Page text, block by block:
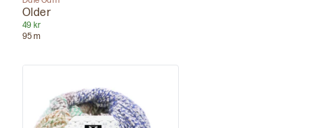
Older
49 kr
95 m